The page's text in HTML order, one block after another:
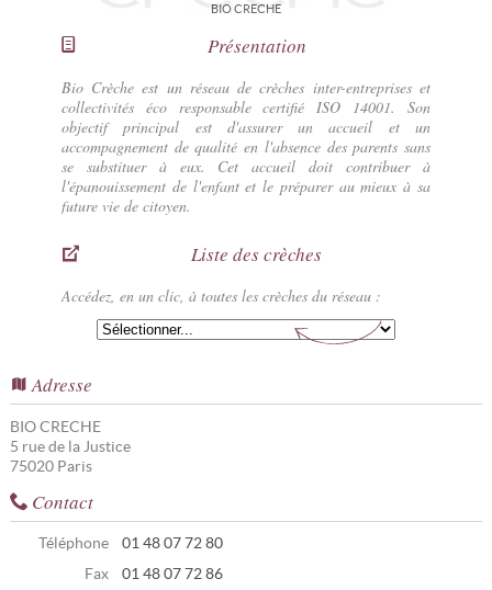
BIO CRECHE
Présentation
Bio Crèche est un réseau de crèches inter-entreprises et
collectivités éco responsable certifié ISO 14001. Son
objectif principal est d'assurer un accueil et un
accompagnement de qualité en l'absence des parents sans
se substituer à eux. Cet accueil doit contribuer à
l'épanouissement de l'enfant et le préparer au mieux à sa
future vie de citoyen.
Liste des crèches
Accédez, en un clic, à toutes les crèches du réseau :
Adresse
BIO CRECHE
5 rue de la Justice
75020 Paris
Contact
Téléphone
01 48 07 72 80
Fax
01 48 07 72 86